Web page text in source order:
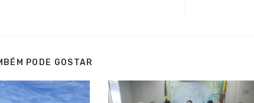
PODE GOSTAR